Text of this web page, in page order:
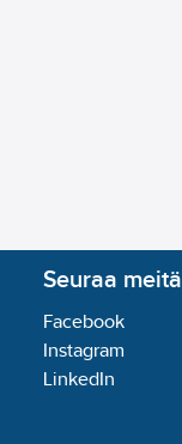
Seuraa meitä
Facebook
Instagram
LinkedIn